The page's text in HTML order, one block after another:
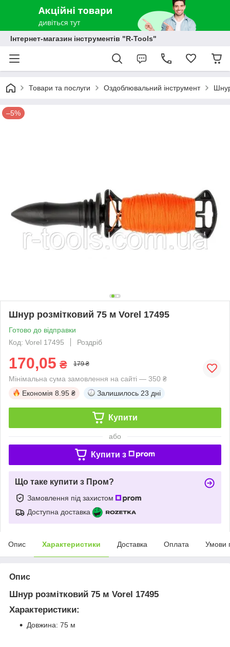
Інтернет-магазин інструментів "R-Tools"
Товари та послуги Оздоблювальний інструмент
–5%
Шнур розмітковий 75 м Vorel 17495
Готово до відправки
Код: Vorel 17495
Роздріб
170,05 ₴ 179 ₴
Мінімальна сума замовлення на сайті — 350 ₴
Економія 8.95 ₴ Залишилось 23 дні
Купити
або
Купити з
Що таке купити з Пром?
Замовлення під захистом
Доступна доставка
Опис Характеристики Доставка Оплата Умови
Опис
Шнур розмітковий 75 м Vorel 17495
Характеристики:
Довжина: 75 м